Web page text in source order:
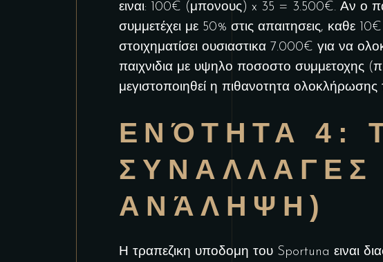
ειναι: 100€ (μπονους) x 35 = 3.500€. Αν ο
συμμετέχει με 50% στις απαιτησεις, καθε
στοιχηματίσει ουσιαστικα 7.000€ για να
παιχνιδια με υψηλο ποσοστο συμμετοχης
μεγιστοποιηθεί η πιθανοτητα
ΕΝΌΤΗΤΑ 4:
ΣΥΝΑΛΛΑΓΕΣ
ΑΝΆΛΗΨΗ)
Η τραπεζικη υποδομη του Sportuna ειναι